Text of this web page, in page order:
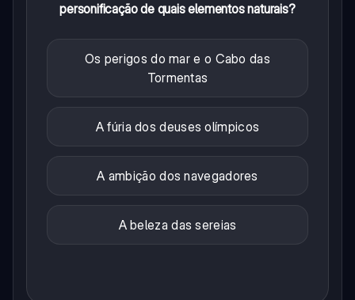
personificação de quais elementos naturais?
Os perigos do mar e o Cabo das
Tormentas
A fúria dos deuses olímpicos
A ambição dos navegadores
A beleza das sereias